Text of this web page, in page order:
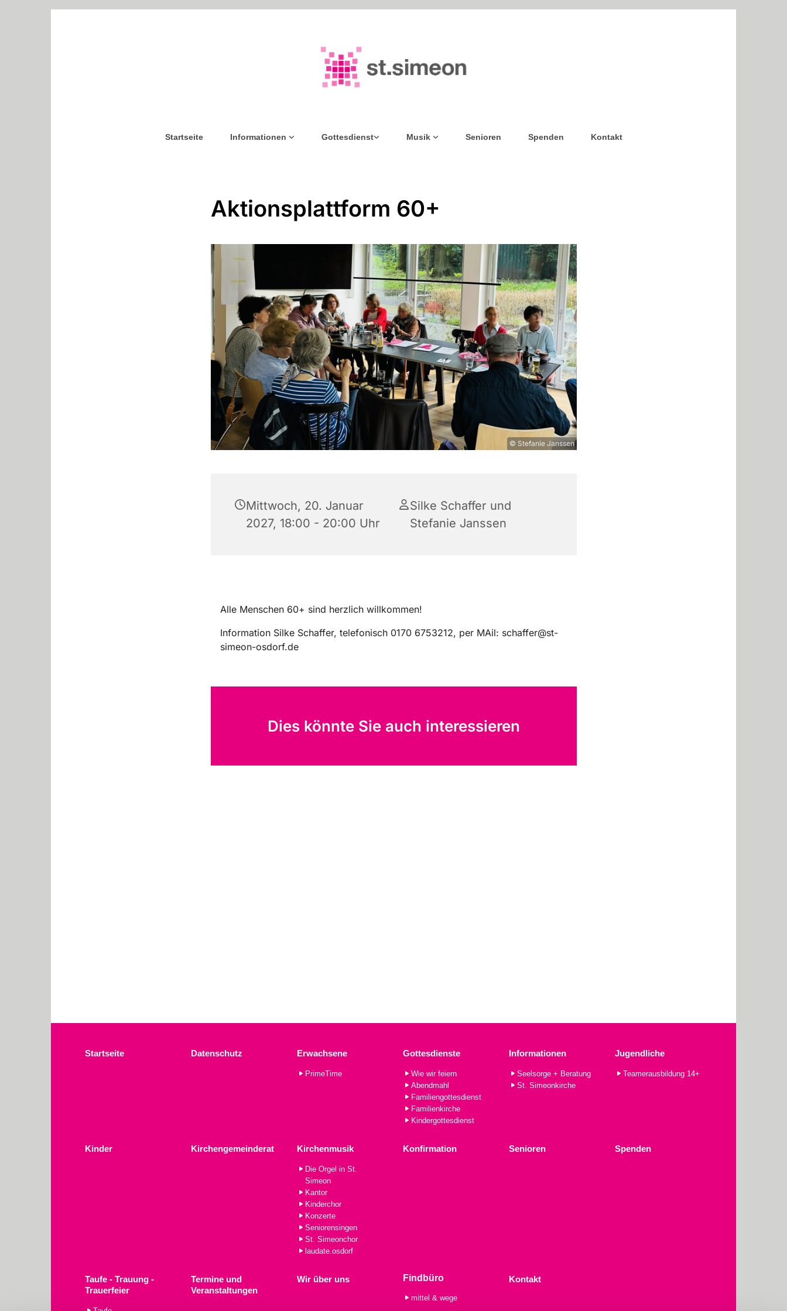
Startseite Informationen Gottesdienst Musik Senioren Spenden Kontakt
Aktionsplattform 60+
© Stefanie Janssen
Mittwoch, 20. Januar
2027, 18:00 - 20:00 Uhr
Silke Schaffer und
Stefanie Janssen
Alle Menschen 60+ sind herzlich willkommen!
Information Silke Schaffer, telefonisch 0170 6753212, per MAil: schaffer@st-
simeon-osdorf.de
Dies könnte Sie auch interessieren
Startseite Datenschutz Erwachsene
PrimeTime
Gottesdienste
Wie wir feiern
Abendmahl
Familiengottesdienst
Familienkirche
Kindergottesdienst
Informationen
Seelsorge + Beratung
St. Simeonkirche
Jugendliche
Teamerausbildung 14+
Kinder Kirchengemeinderat Kirchenmusik
Die Orgel in St.
Simeon
Kantor
Kinderchor
Konzerte
Seniorensingen
St. Simeonchor
laudate.osdorf
Konfirmation Senioren Spenden
Taufe - Trauung -
Trauerfeier
Termine und
Veranstaltungen
Wir über uns Findbüro
mittel & wege
Kontakt